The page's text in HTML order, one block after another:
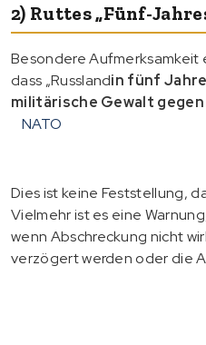
2) Ruttes „Fünf-
Besondere Aufmerksamkeit
dass „Russlandin fünf
militärische Gewalt
NATO
Dies ist keine Feststellung,
Vielmehr ist es eine
wenn Abschreckung nicht
verzögert werden oder die